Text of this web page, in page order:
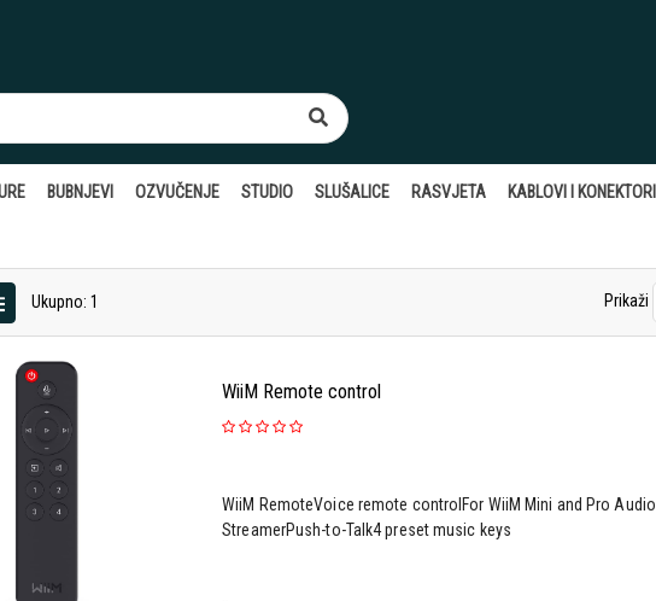
BUBNJEVI OZVUČENJE STUDIO SLUŠALICE RASVJETA KABLOVI I KONEKTORI
Ukupno: 1 Prikaži
WiiM Remote control
WiiM RemoteVoice remote controlFor WiiM Mini and Pro Audio
StreamerPush-to-Talk4 preset music keys